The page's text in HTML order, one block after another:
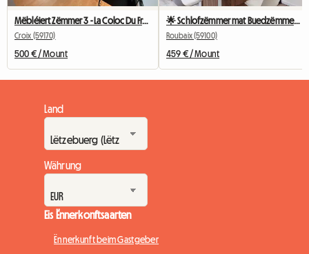
Mëbléiert Zëmmer 3 - La Coloc Du Fresnoy
Croix (59170)
500 € / Mount
🌟 Schlofzëmmer mat Buedzëmmer an WC (Schlofzëmmer 2) 🌟
Roubaix (59100)
459 € / Mount
Land
Währung
Eis Ënnerkonftsaarten
Ënnerkunft beim Gastgeber